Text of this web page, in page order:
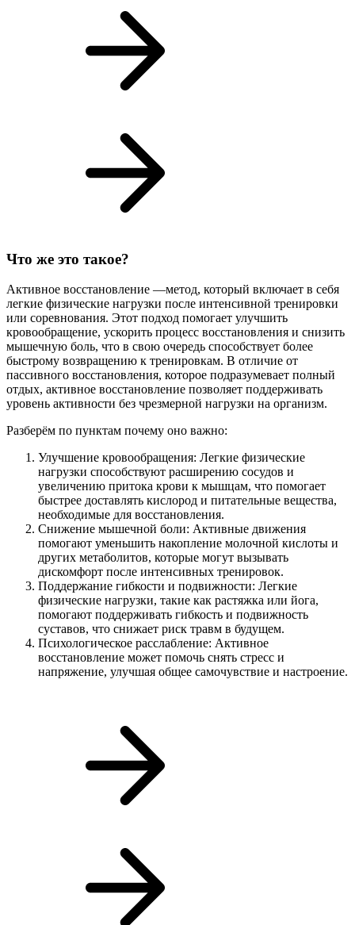
Что же это такое?
Активное восстановление —метод, который включает в себя
легкие физические нагрузки после интенсивной тренировки
или соревнования. Этот подход помогает улучшить
кровообращение, ускорить процесс восстановления и снизить
мышечную боль, что в свою очередь способствует более
быстрому возвращению к тренировкам. В отличие от
пассивного восстановления, которое подразумевает полный
отдых, активное восстановление позволяет поддерживать
уровень активности без чрезмерной нагрузки на организм.
Разберём по пунктам почему оно важно:
Улучшение кровообращения: Легкие физические
нагрузки способствуют расширению сосудов и
увеличению притока крови к мышцам, что помогает
быстрее доставлять кислород и питательные вещества,
необходимые для восстановления.
Снижение мышечной боли: Активные движения
помогают уменьшить накопление молочной кислоты и
других метаболитов, которые могут вызывать
дискомфорт после интенсивных тренировок.
Поддержание гибкости и подвижности: Легкие
физические нагрузки, такие как растяжка или йога,
помогают поддерживать гибкость и подвижность
суставов, что снижает риск травм в будущем.
Психологическое расслабление: Активное
восстановление может помочь снять стресс и
напряжение, улучшая общее самочувствие и настроение.